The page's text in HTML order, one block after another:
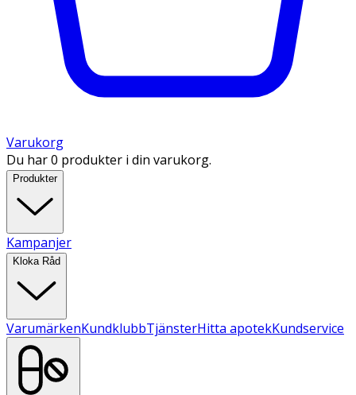
Varukorg
Du har 0 produkter i din varukorg.
Produkter
Kampanjer
Kloka Råd
VarumärkenKundklubbTjänsterHitta apotekKundservice